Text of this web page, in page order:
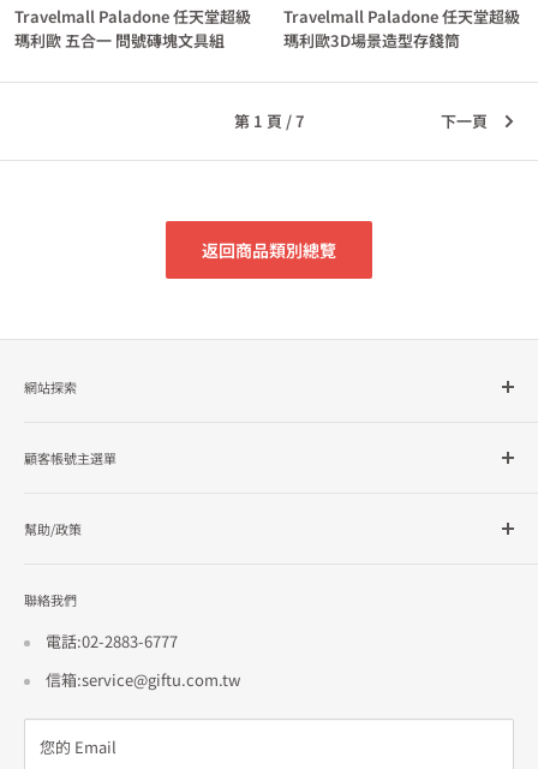
Travelmall Paladone 任天堂超級
瑪利歐 五合一 問號磚塊文具組
Travelmall Paladone 任天堂超級
瑪利歐3D場景造型存錢筒
第 1 頁 / 7 下一頁
返回商品類別總覽
網站探索
品牌總覽
顧客帳號主選單
訂單查詢
幫助/政策
使用條款
招商合作
聯絡我們
電話:02-2883-6777
信箱:service@giftu.com.tw
您的 Email